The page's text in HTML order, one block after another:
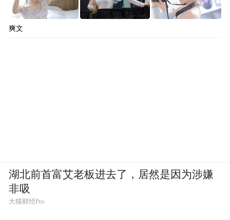
爽文
湖北前首富艾老板进去了，居然是因为涉嫌
非吸
大猫财经Pro